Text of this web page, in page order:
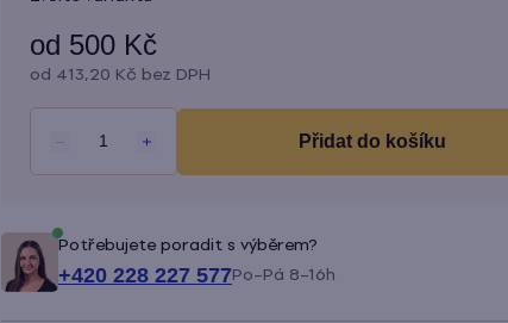
od 500 Kč
od 413,20 Kč bez DPH
do košíku
Potřebujete poradit s výběrem?
+420 228 227 577Po–Pá 8–16h